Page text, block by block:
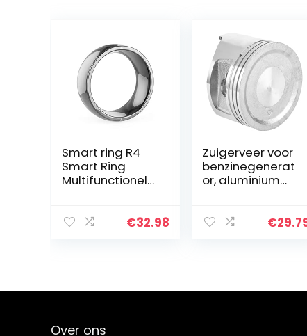
Smart ring R4
Smart Ring
Multifunctionele
NFC iOS Android
€32.98
Zuigerveer voor
benzinegenerat
or, aluminium
generatorzuiger
€
Over ons